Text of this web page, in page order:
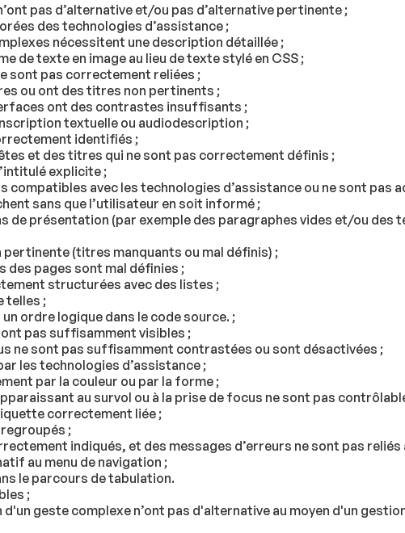
pas d’alternative et/ou pas d’alternative pertinente ;
des technologies d’assistance ;
nécessitent une description détaillée ;
de texte en image au lieu de texte stylé en CSS ;
sont pas correctement reliées ;
ou ont des titres non pertinents ;
ont des contrastes insuffisants ;
textuelle ou audiodescription ;
identifiés ;
et des titres qui ne sont pas correctement définis ;
explicite ;
compatibles avec les technologies d’assistance ou ne sont pas
sans que l’utilisateur en soit informé ;
de présentation (par exemple des paragraphes vides et/ou
pertinente (titres manquants ou mal définis) ;
des pages sont mal définies ;
structurées avec des listes ;
telles ;
ordre logique dans le code source. ;
pas suffisamment visibles ;
ne sont pas suffisamment contrastées ou sont désactivées ;
les technologies d’assistance ;
par la couleur ou par la forme ;
au survol ou à la prise de focus ne sont pas
correctement liée ;
regroupés ;
indiqués, et des messages d’erreurs ne sont pas
au menu de navigation ;
le parcours de tabulation.
;
geste complexe n’ont pas d'alternative au moyen d'un